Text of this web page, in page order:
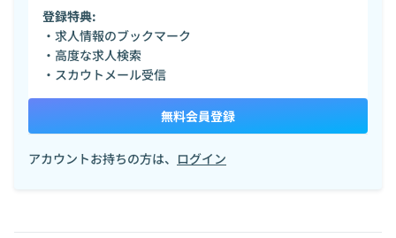
登録特典:
・求人情報のブックマーク
・高度な求人検索
・スカウトメール受信
無料会員登録
アカウントお持ちの方は、 ログイン